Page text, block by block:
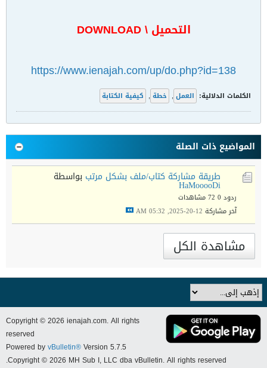
التحميل \ DOWNLOAD
https://www.ienajah.com/up/do.php?id=138
الكلمات الدلالية: العمل , خطة , كيفية الكتابة
المواضيع ذات الصلة
طريقة مشاركة كتاب/ملف بشكل مرتب بواسطة
HaMooooDi
ردود 0
72 مشاهدات
آخر مشاركة 12-20-2025, 05:32 AM
مشاهدة الكل
Copyright © 2026 ienajah.com. All rights
reserved
Powered byvBulletin®Version 5.7.5
Copyright © 2026 MH Sub I, LLC dba vBulletin. All rights reserved.